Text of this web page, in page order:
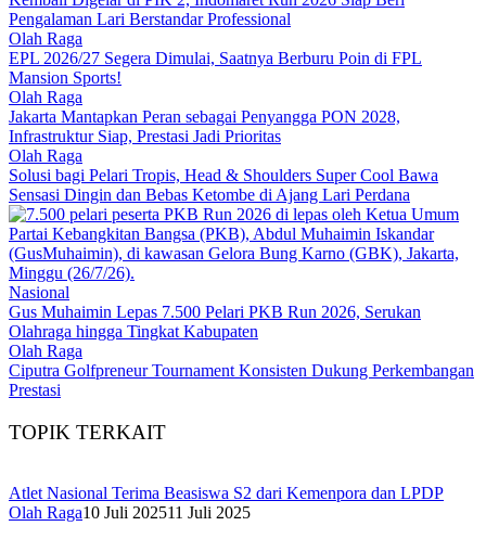
Pengalaman Lari Berstandar Professional
Olah Raga
EPL 2026/27 Segera Dimulai, Saatnya Berburu Poin di FPL
Mansion Sports!
Olah Raga
Jakarta Mantapkan Peran sebagai Penyangga PON 2028,
Infrastruktur Siap, Prestasi Jadi Prioritas
Olah Raga
Solusi bagi Pelari Tropis, Head & Shoulders Super Cool Bawa
Sensasi Dingin dan Bebas Ketombe di Ajang Lari Perdana
Nasional
Gus Muhaimin Lepas 7.500 Pelari PKB Run 2026, Serukan
Olahraga hingga Tingkat Kabupaten
Olah Raga
Ciputra Golfpreneur Tournament Konsisten Dukung Perkembangan
Prestasi
TOPIK TERKAIT
Atlet Nasional Terima Beasiswa S2 dari Kemenpora dan LPDP
Olah Raga10 Juli 202511 Juli 2025